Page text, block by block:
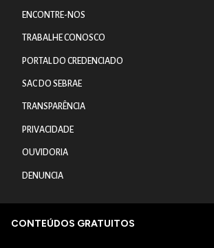
ENCONTRE-NOS
TRABALHE CONOSCO
PORTAL DO CREDENCIADO
SAC DO SEBRAE
TRANSPARÊNCIA
PRIVACIDADE
OUVIDORIA
DENUNCIA
CONTEÚDOS GRATUITOS